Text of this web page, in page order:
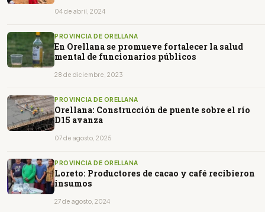
04 de abril, 2024
PROVINCIA DE ORELLANA
En Orellana se promueve fortalecer la salud
mental de funcionarios públicos
28 de diciembre, 2023
PROVINCIA DE ORELLANA
Orellana: Construcción de puente sobre el río
D15 avanza
07 de agosto, 2025
PROVINCIA DE ORELLANA
Loreto: Productores de cacao y café recibieron
insumos
27 de agosto, 2024